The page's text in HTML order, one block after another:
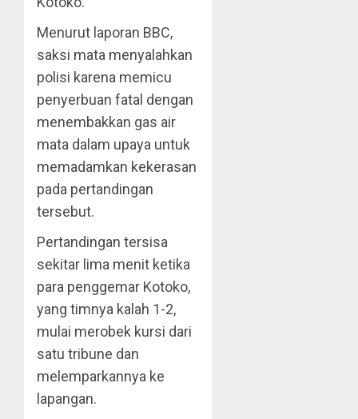
Menurut laporan BBC,
saksi mata menyalahkan
polisi karena memicu
penyerbuan fatal dengan
menembakkan gas air
mata dalam upaya untuk
memadamkan kekerasan
pada pertandingan
tersebut.
Pertandingan tersisa
sekitar lima menit ketika
para penggemar Kotoko,
yang timnya kalah 1-2,
mulai merobek kursi dari
satu tribune dan
melemparkannya ke
lapangan.